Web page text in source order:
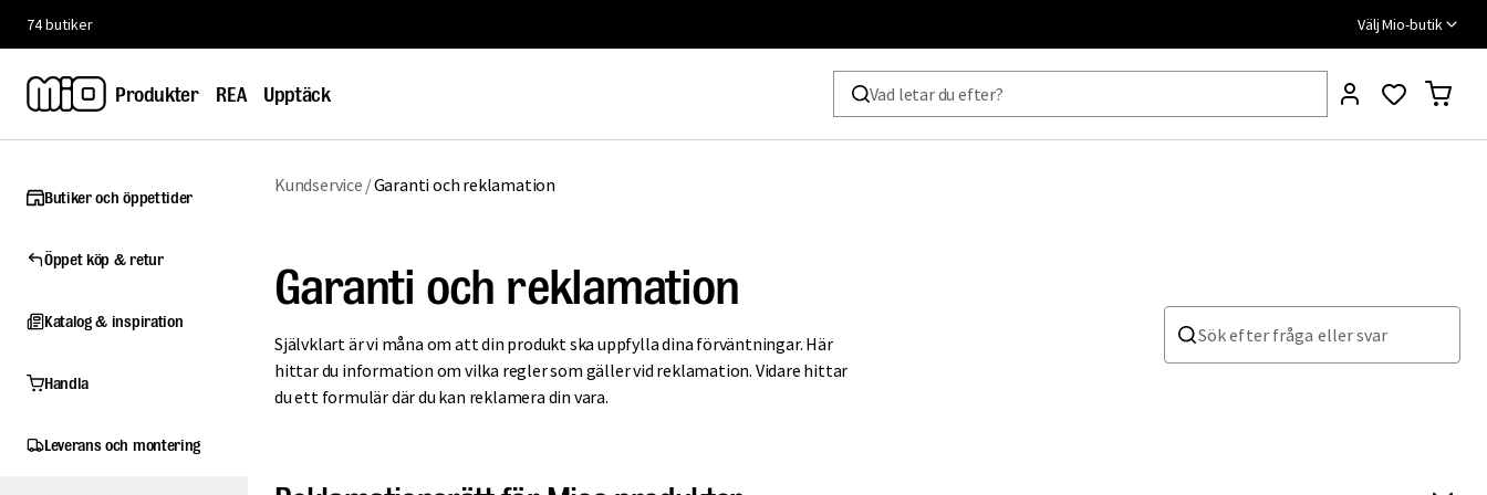
74 butiker
Fri frakt till butik Välj Mio-butik
Produkter REA Upptäck
Butiker och öppettider
Öppet köp & retur
Katalog & inspiration
Handla
Leverans och montering
Kundservice /Garanti och reklamation
Garanti och reklamation
Självklart är vi måna om att din produkt ska uppfylla dina förväntningar. Här
hittar du information om vilka regler som gäller vid reklamation. Vidare hittar
du ett formulär där du kan reklamera din vara.